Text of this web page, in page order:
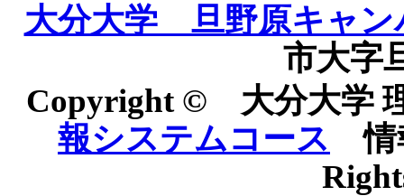
大分大学 旦野原キャン
市大字
Copyright © 大分大学
報システムコース 情